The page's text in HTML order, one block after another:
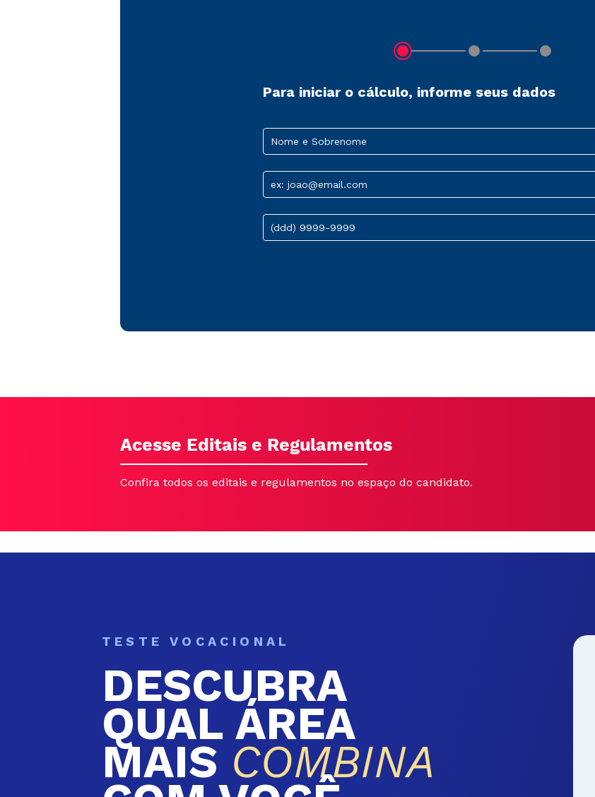
Para iniciar o cálculo, informe seus dados
Nome e Sobrenome
ex: joao@email.com
(ddd) 9999-9999
Acesse Editais e Regulamentos
Confira todos os editais e regulamentos no espaço do candidato.
TESTE VOCACIONAL
DESCUBRA
QUAL ÁREA
MAIS COMBINA